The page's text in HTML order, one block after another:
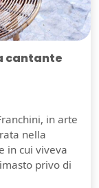
cantante
in arte
nella
in cui viveva
privo di